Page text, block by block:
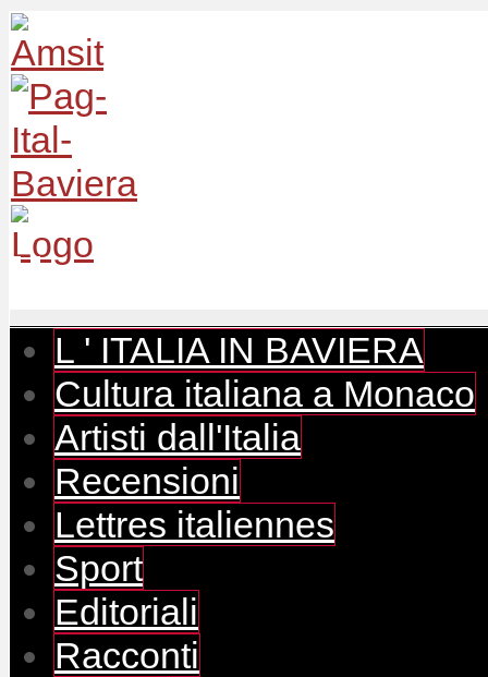
L ' ITALIA IN BAVIERA
Cultura italiana a Monaco
Artisti dall'Italia
Recensioni
Lettres italiennes
Sport
Editoriali
Racconti